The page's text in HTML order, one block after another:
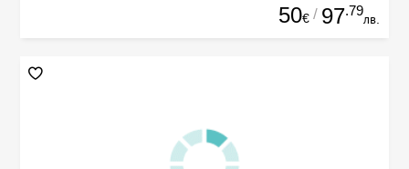
50€ / 97.79
лв.